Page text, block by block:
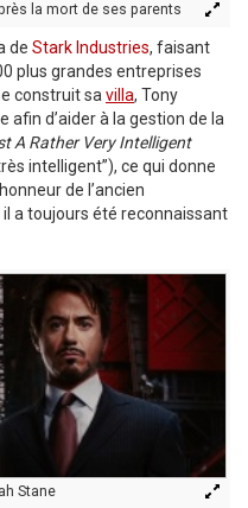
la mort de ses parents
de Stark Industries, faisant
plus grandes entreprises
construit sa villa, Tony
d’aider à la gestion de la
A Rather Very Intelligent
intelligent”), ce qui donne
de l’ancien
a toujours été reconnaissant
Stane